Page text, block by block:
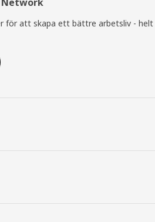
för att skapa ett bättre arbetsliv - helt